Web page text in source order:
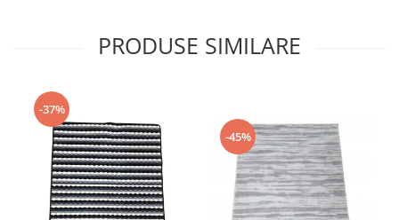
PRODUSE SIMILARE
-37%
-45%